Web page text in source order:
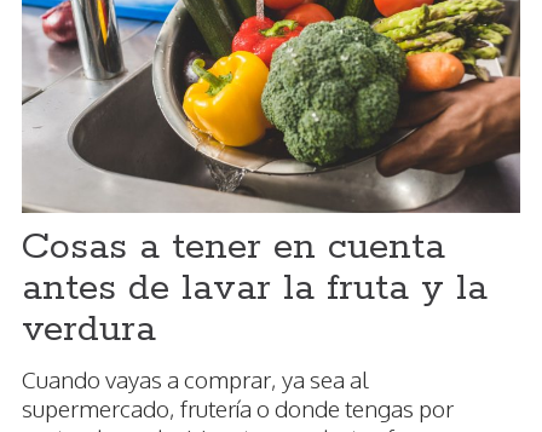
Cosas a tener en cuenta
antes de lavar la fruta y la
verdura
Cuando vayas a comprar, ya sea al
supermercado, frutería o donde tengas por